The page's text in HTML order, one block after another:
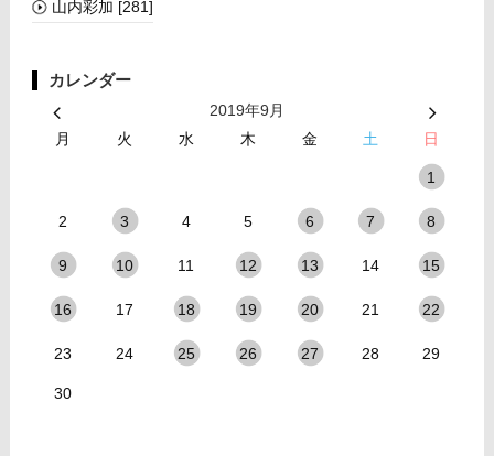
山内彩加 [281]
カレンダー
2019年9月
月
火 水 木 金 土 日
1
2 3 4 5 6 7 8
9 10 11 12 13 14 15
16 17 18 19 20 21 22
23 24 25 26 27 28 29
30